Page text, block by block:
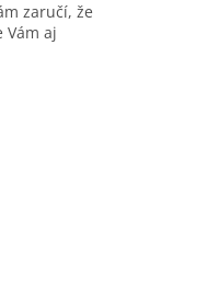
zaručí, že
Vám aj